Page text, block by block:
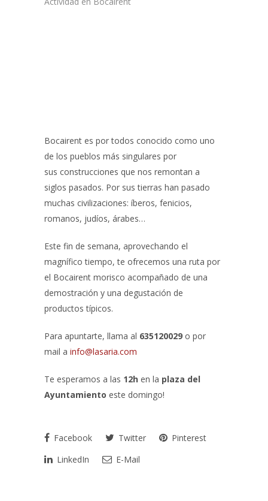
Bocairent es por todos conocido como uno
de los pueblos más singulares por
sus construcciones que nos remontan a
siglos pasados. Por sus tierras han pasado
muchas civilizaciones: íberos, fenicios,
romanos, judíos, árabes…
Este fin de semana, aprovechando el
magnífico tiempo, te ofrecemos una ruta por
el Bocairent morisco acompañado de una
demostración y una degustación de
productos típicos.
Para apuntarte, llama al 635120029 o por
mail a info@lasaria.com
Te esperamos a las 12h en la plaza del
Ayuntamiento este domingo!
Facebook Twitter
Pinterest
LinkedIn
E-Mail